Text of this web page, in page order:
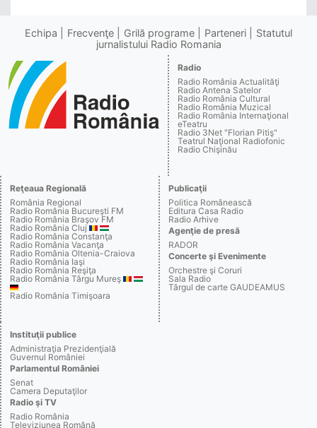
Echipa Frecvenţe Grilă programe Parteneri
Statutul
jurnalistului Radio Romania
Radio
Radio România Actualităţi
Radio Antena Satelor
Radio România Cultural
Radio România Muzical
Radio România Internaţional
eTeatru
Radio 3Net "Florian Pitiş"
Teatrul Naţional Radiofonic
Radio Chişinău
Reţeaua Regională
România Regional
Radio România Bucureşti FM
Radio România Braşov FM
Radio România Cluj
Radio România Constanţa
Radio România Vacanţa
Radio România Oltenia-Craiova
Radio România Iaşi
Radio România Reşiţa
Radio România Târgu Mureş
Radio România Timişoara
Publicaţii
Politica Românească
Editura Casa Radio
Radio Arhive
Agenţie de presă
RADOR
Concerte şi Evenimente
Orchestre şi Coruri
Sala Radio
Târgul de carte GAUDEAMUS
Instituţii publice
Administraţia Prezidenţială
Guvernul României
Parlamentul României
Senat
Camera Deputaţilor
Radio şi TV
Radio România
Televiziunea Română